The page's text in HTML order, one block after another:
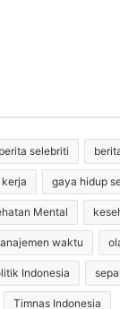
berita selebriti
gaya hidup
Mental
waktu
Indonesia
Timnas Indonesia